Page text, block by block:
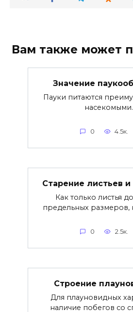
Вам также может
Значение
Пауки питаются
насекомыми.
0 4.5к.
Старение листьев
Как только листья
предельных размеров,
0 2.5к.
Строение
Для плауновидных
наличие побегов со